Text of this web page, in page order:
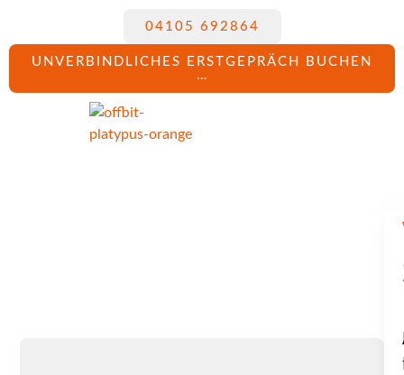
UNVERBINDLICHES ERSTGEPRÄCH BUCHEN
…
04105 692864